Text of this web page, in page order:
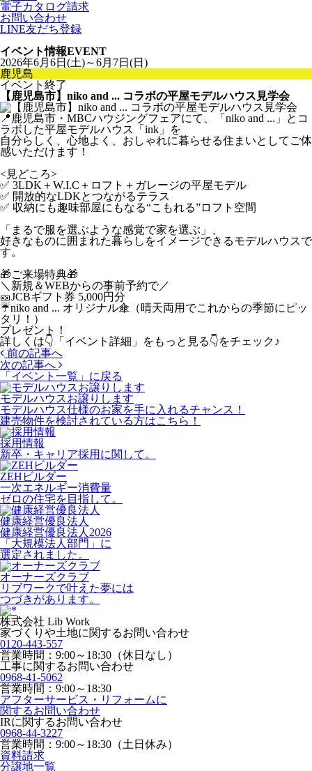
電子カタログ請求
お問い合わせ
LINE友だち登録
イベント情報EVENT
2026年6月6日(土)～6月7日(日)
鹿児島
イベント終了
【鹿児島市】niko and ... コラボの平屋モデルハウス見学会
📍鹿児島市・MBCハウジングフェアにて、「niko and ...」とコ
ラボした平屋モデルハウス「ink」を
自分らしく、心地よく、おしゃれに暮らせる住まいとしてご体
感いただけます！
<見どころ>
✅ 3LDK＋W.I.C＋ロフト＋ガレージの平屋モデル
✅ 開放的なLDKとつながるテラス
✅ 収納にも趣味部屋にもなる“こもれる”ロフト空間
「まるで服を選ぶような感覚で家を選ぶ」、
好きなものに囲まれた暮らしをイメージできるモデルハウスで
す。
🎁ご来場特典🎁
＼新規＆WEBからの事前予約で／
🎫JCBギフト券 5,000円分
☔niko and ... オリジナル傘（晴天両用でこれからの季節にピッ
タリ！）
プレゼント！
詳しくは👇「イベント詳細」をもっと見る👇をチェック♪
前の記事へ
次の記事へ
「イベント一覧」 に戻る
モデルハウスお譲りします
モデルハウス仕様のお家を手に入れるチャンス！
建売物件を検討されている方はこちら！
採用情報
新卒・キャリア採用に関して。
ZEHビルダー
一次エネルギー消費量
ゼロの住宅を目指して。
健康経営優良法人
健康経営優良法人2026
「大規模法人部門」に
選定されました。
オーナーズクラブ
リブワークで叶えた夢には
つづきがあります。
株式会社 Lib Work
家づくりや土地に関するお問い合わせ
0120-443-557
営業時間：9:00～18:30（休日なし）
工事に関するお問い合わせ
0968-41-5062
営業時間：9:00～18:30
アフターサービス・リフォームに
関するお問い合わせ
IRに関するお問い合わせ
0968-44-3227
営業時間：9:00～18:30（土日休み）
資料請求
分譲地一覧